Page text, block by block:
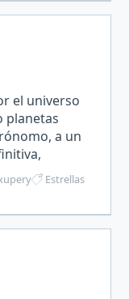
el universo
planetas
a un
que
Estrellas